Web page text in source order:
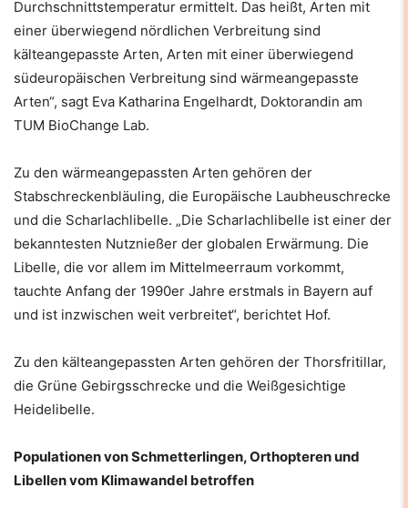
Durchschnittstemperatur ermittelt. Das heißt, Arten mit
einer überwiegend nördlichen Verbreitung sind
kälteangepasste Arten, Arten mit einer überwiegend
südeuropäischen Verbreitung sind wärmeangepasste
Arten“, sagt Eva Katharina Engelhardt, Doktorandin am
TUM BioChange Lab.
Zu den wärmeangepassten Arten gehören der
Stabschreckenbläuling, die Europäische Laubheuschrecke
und die Scharlachlibelle. „Die Scharlachlibelle ist einer der
bekanntesten Nutznießer der globalen Erwärmung. Die
Libelle, die vor allem im Mittelmeerraum vorkommt,
tauchte Anfang der 1990er Jahre erstmals in Bayern auf
und ist inzwischen weit verbreitet“, berichtet Hof.
Zu den kälteangepassten Arten gehören der Thorsfritillar,
die Grüne Gebirgsschrecke und die Weißgesichtige
Heidelibelle.
Populationen von Schmetterlingen, Orthopteren und
Libellen vom Klimawandel betroffen